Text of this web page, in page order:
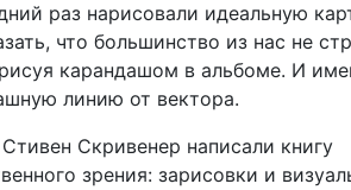
раз нарисовали идеальную
что большинство из нас не
карандашом в альбоме. И
линию от вектора.
Скривенер написали книгу
зрения: зарисовки и